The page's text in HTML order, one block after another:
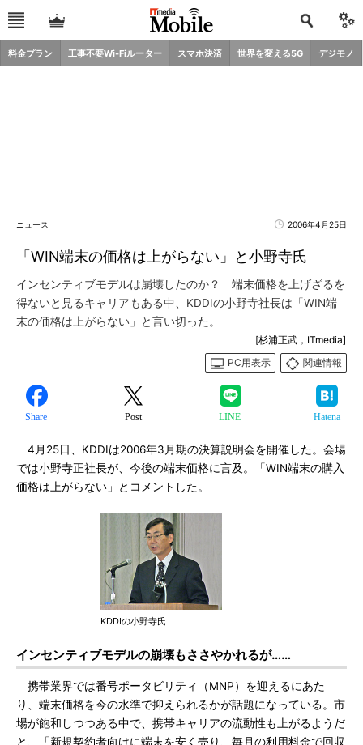
料金プラン 工事不要Wi-Fiルーター スマホ決済 世界を変える5G デジモノ
ニュース 2006年4月25日
「WIN端末の価格は上がらない」と小野寺氏
インセンティブモデルは崩壊したのか？ 端末価格を上げざるを
得ないと見るキャリアもある中、KDDIの小野寺社長は「WIN端
末の価格は上がらない」と言い切った。
[杉浦正武，ITmedia]
PC用表示
関連情報
Share Post LINE Hatena
4月25日、KDDIは2006年3月期の決算説明会を開催した。会場
では小野寺正社長が、今後の端末価格に言及。「WIN端末の購入
価格は上がらない」とコメントした。
KDDIの小野寺氏
インセンティブモデルの崩壊もささやかれるが……
携帯業界では番号ポータビリティ（MNP）を迎えるにあた
り、端末価格を今の水準で抑えられるかが話題になっている。市
場が飽和しつつある中で、携帯キャリアの流動性も上がるようだ
と、「新規契約者向けに端末を安く売り、毎月の利用料金で回収